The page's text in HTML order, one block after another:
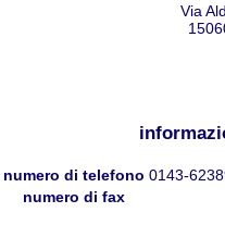
Via
numero di telefono 0143-
numero di fax